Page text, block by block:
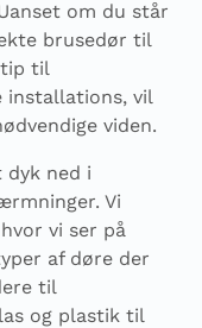
om du står
brusedør til
til
installations, vil
viden.
ned i
Vi
vi ser på
af døre der
til
og plastik til